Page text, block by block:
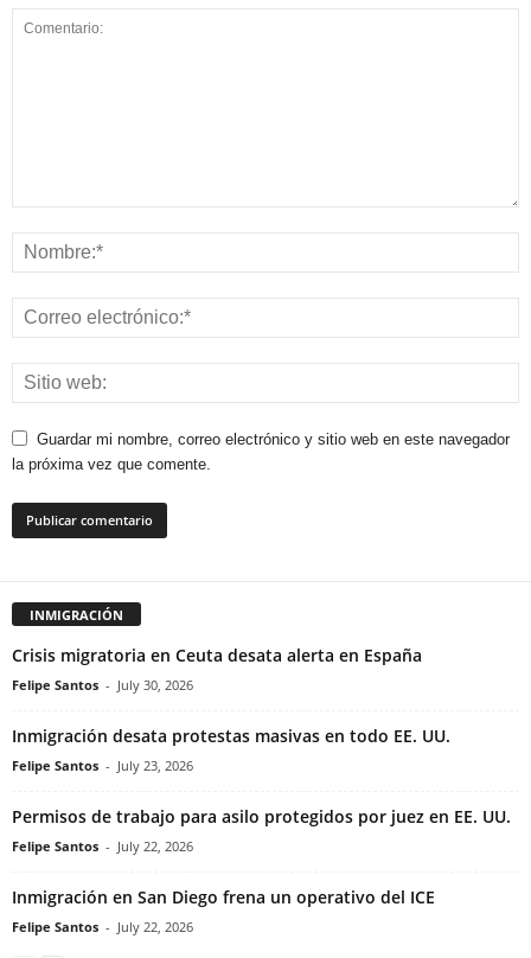
Guardar mi nombre, correo electrónico y sitio web en este navegador
la próxima vez que comente.
INMIGRACIÓN
Crisis migratoria en Ceuta desata alerta en España
Felipe Santos - July 30, 2026
Inmigración desata protestas masivas en todo EE. UU.
Felipe Santos - July 23, 2026
Permisos de trabajo para asilo protegidos por juez en EE. UU.
Felipe Santos - July 22, 2026
Inmigración en San Diego frena un operativo del ICE
Felipe Santos - July 22, 2026